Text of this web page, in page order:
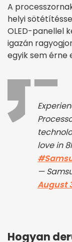
A
helyi
OLED-panellel
igazán
egyik sem érne
love in
—
August
Hogyan